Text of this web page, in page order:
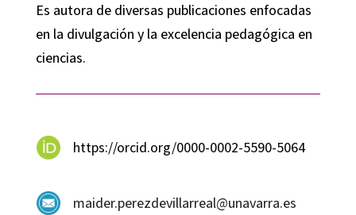
Es autora de diversas publicaciones enfocadas
en la divulgación y la excelencia pedagógica en
ciencias.
https://orcid.org/0000-0002-5590-5064
maider.perezdevillarreal@unavarra.es